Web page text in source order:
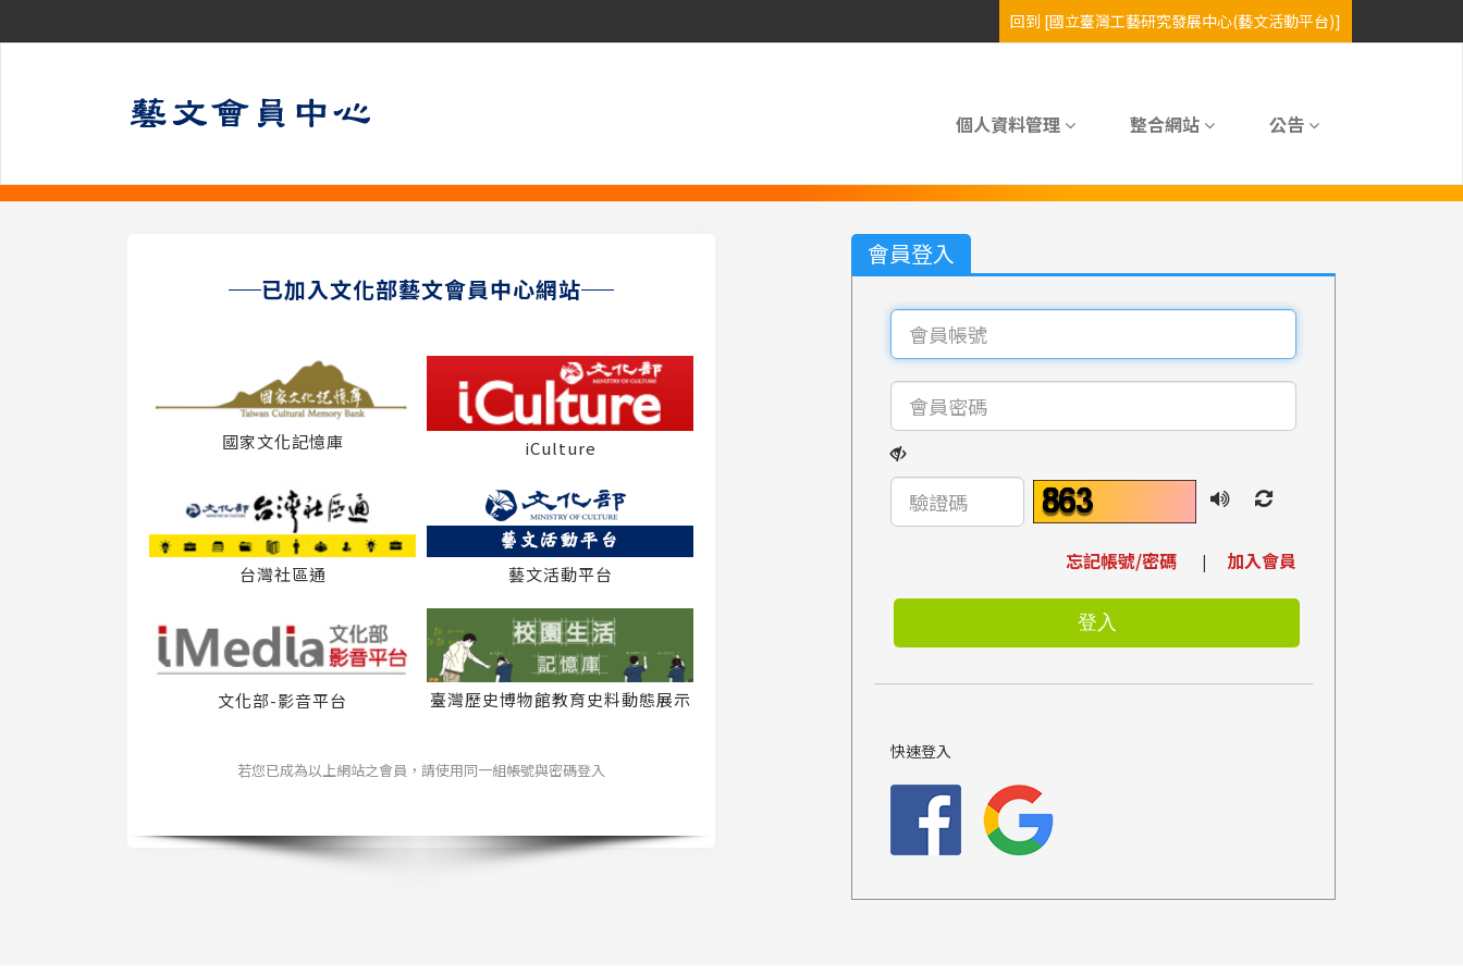
個人資料管理 整合網站 公告
會員登入
忘記帳號/密碼 | 加入會員
快速登入
已加入文化部藝文會員中心網站
國家文化記憶庫 iCulture
台灣社區通 藝文活動平台
文化部-影音平台
臺灣歷史博物館教育史料動態展示
若您已成為以上網站之會員，請使用同一組帳號與密碼登入